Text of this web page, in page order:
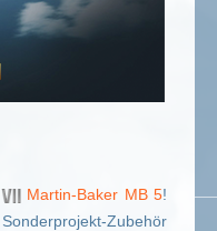
Martin-Baker MB 5!
Zubehör